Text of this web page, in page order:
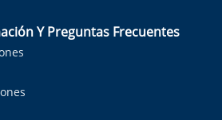
Y Preguntas Frecuentes